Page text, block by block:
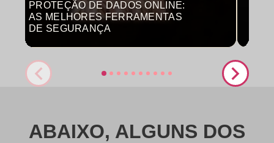
PROTEÇÃO DE DADOS ONLINE:
AS MELHORES FERRAMENTAS
DE SEGURANÇA
ABAIXO, ALGUNS DOS